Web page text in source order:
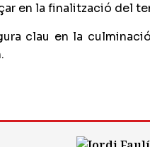
en la finalització del
clau en la